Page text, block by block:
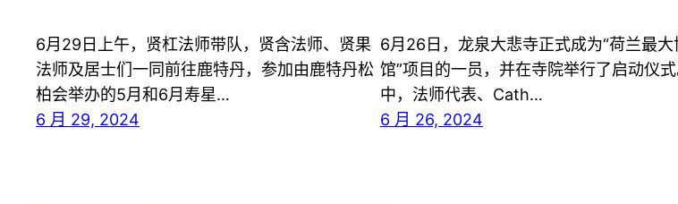
6月29日上午，贤杠法师带队，贤含法师、贤果
法师及居士们一同前往鹿特丹，参加由鹿特丹松
柏会举办的5月和6月寿星…
6 月 29, 2024
6月26日，龙泉大悲寺正式成为“荷兰最大
馆”项目的一员，并在寺院举行了启动仪
中，法师代表、Cath…
6 月 26, 2024